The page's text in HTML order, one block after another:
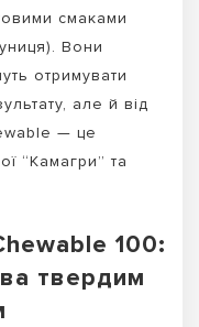
смаками
Вони
отримувати
але й від
— це
“Камагри” та
100:
твердим